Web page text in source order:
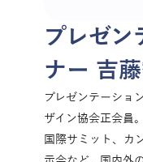
プレゼン
ナー 吉
プレゼンテーショ
ザイン協会正会員。
国際サミット、カ